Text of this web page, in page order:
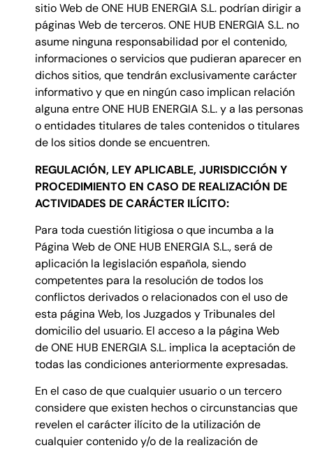
sitio Web de ONE HUB ENERGIA S.L. podrían dirigir a
páginas Web de terceros. ONE HUB ENERGIA S.L. no
asume ninguna responsabilidad por el contenido,
informaciones o servicios que pudieran aparecer en
dichos sitios, que tendrán exclusivamente carácter
informativo y que en ningún caso implican relación
alguna entre ONE HUB ENERGIA S.L. y a las personas
o entidades titulares de tales contenidos o titulares
de los sitios donde se encuentren.
REGULACIÓN, LEY APLICABLE, JURISDICCIÓN Y
PROCEDIMIENTO EN CASO DE REALIZACIÓN DE
ACTIVIDADES DE CARÁCTER ILÍCITO:
Para toda cuestión litigiosa o que incumba a la
Página Web de ONE HUB ENERGIA S.L., será de
aplicación la legislación española, siendo
competentes para la resolución de todos los
conflictos derivados o relacionados con el uso de
esta página Web, los Juzgados y Tribunales del
domicilio del usuario. El acceso a la página Web
de ONE HUB ENERGIA S.L. implica la aceptación de
todas las condiciones anteriormente expresadas.
En el caso de que cualquier usuario o un tercero
considere que existen hechos o circunstancias que
revelen el carácter ilícito de la utilización de
cualquier contenido y/o de la realización de